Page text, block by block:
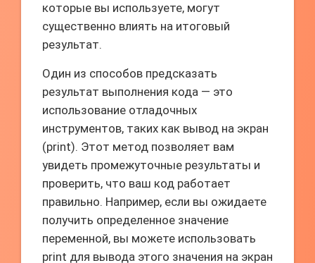
которые вы используете, могут
существенно влиять на итоговый
результат.
Один из способов предсказать
результат выполнения кода — это
использование отладочных
инструментов, таких как вывод на экран
(print). Этот метод позволяет вам
увидеть промежуточные результаты и
проверить, что ваш код работает
правильно. Например, если вы ожидаете
получить определенное значение
переменной, вы можете использовать
print для вывода этого значения на экран